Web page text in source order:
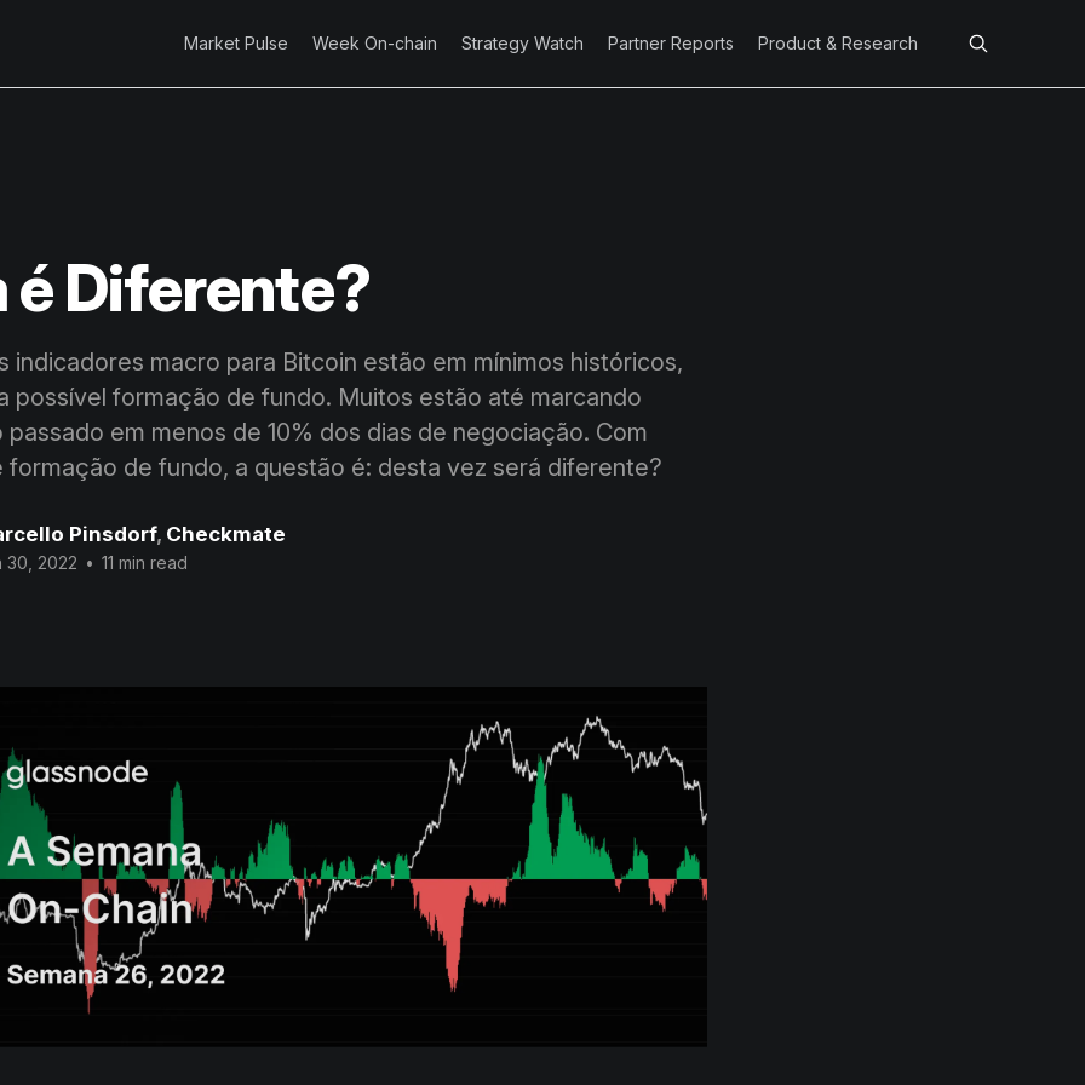
Market Pulse Week On-chain Strategy Watch Partner Reports Product & Research
é Diferente?
indicadores macro para Bitcoin estão em mínimos históricos,
possível formação de fundo. Muitos estão até marcando
passado em menos de 10% dos dias de negociação. Com
formação de fundo, a questão é: desta vez será diferente?
Pinsdorf, Checkmate
30, 2022 • 11 min read